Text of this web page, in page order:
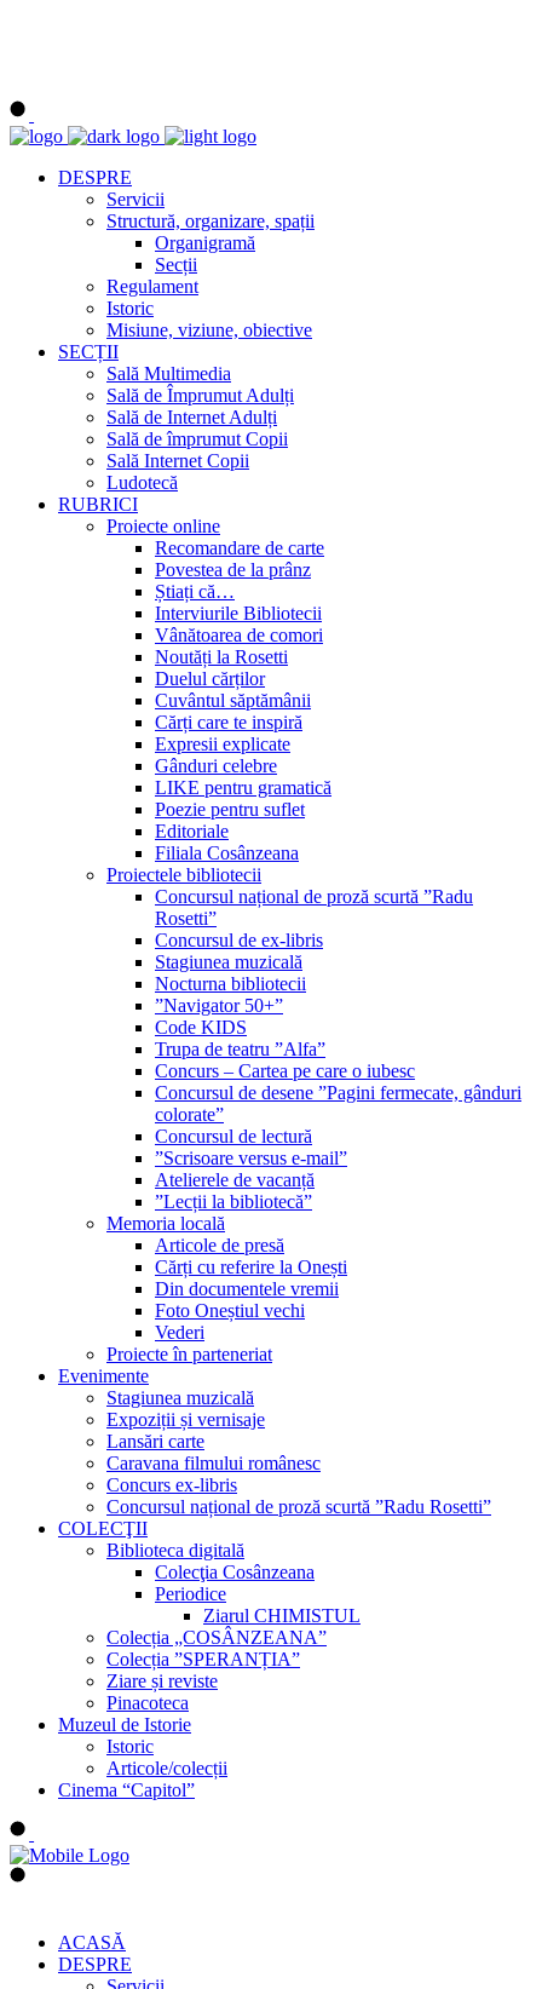
DESPRE
Servicii
Structură, organizare, spații
Organigramă
Secții
Regulament
Istoric
Misiune, viziune, obiective
SECȚII
Sală Multimedia
Sală de Împrumut Adulți
Sală de Internet Adulți
Sală de împrumut Copii
Sală Internet Copii
Ludotecă
RUBRICI
Proiecte online
Recomandare de carte
Povestea de la prânz
Știați că…
Interviurile Bibliotecii
Vânătoarea de comori
Noutăți la Rosetti
Duelul cărților
Cuvântul săptămânii
Cărți care te inspiră
Expresii explicate
Gânduri celebre
LIKE pentru gramatică
Poezie pentru suflet
Editoriale
Filiala Cosânzeana
Proiectele bibliotecii
Concursul național de proză scurtă ”Radu
Rosetti”
Concursul de ex-libris
Stagiunea muzicală
Nocturna bibliotecii
”Navigator 50+”
Code KIDS
Trupa de teatru ”Alfa”
Concurs – Cartea pe care o iubesc
Concursul de desene ”Pagini fermecate, gânduri
colorate”
Concursul de lectură
”Scrisoare versus e-mail”
Atelierele de vacanță
”Lecții la bibliotecă”
Memoria locală
Articole de presă
Cărți cu referire la Onești
Din documentele vremii
Foto Oneștiul vechi
Vederi
Proiecte în parteneriat
Evenimente
Stagiunea muzicală
Expoziții și vernisaje
Lansări carte
Caravana filmului românesc
Concurs ex-libris
Concursul național de proză scurtă ”Radu Rosetti”
COLECŢII
Biblioteca digitală
Colecţia Cosânzeana
Periodice
Ziarul CHIMISTUL
Colecția „COSÂNZEANA”
Colecția ”SPERANȚIA”
Ziare și reviste
Pinacoteca
Muzeul de Istorie
Istoric
Articole/colecții
Cinema “Capitol”
ACASĂ
DESPRE